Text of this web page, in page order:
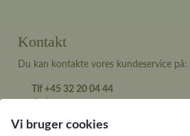
Kontakt
Du kan kontakte vores kundeservice på:
Tlf +45 32 20 04 44
Telefon & mail besvares I tidsrummet:
Vi bruger cookies